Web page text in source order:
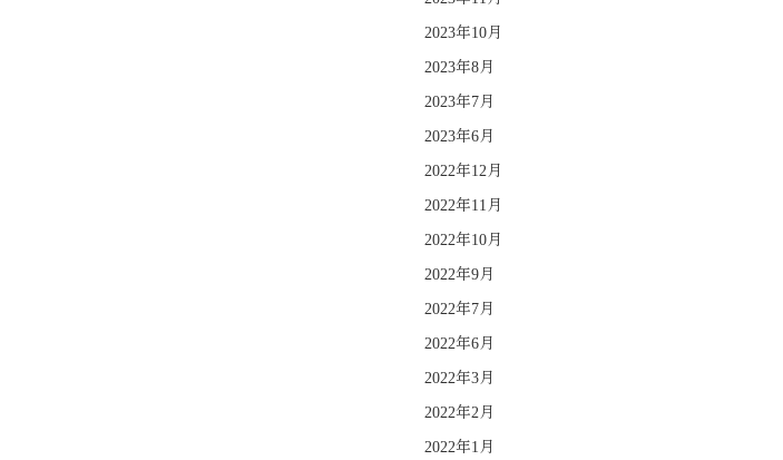
2023年10月
2023年8月
2023年7月
2023年6月
2022年12月
2022年11月
2022年10月
2022年9月
2022年7月
2022年6月
2022年3月
2022年2月
2022年1月